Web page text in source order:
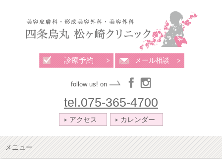
診療予約 メール相談
follow us! on
tel.075-365-4700
アクセス カレンダー
メニュー